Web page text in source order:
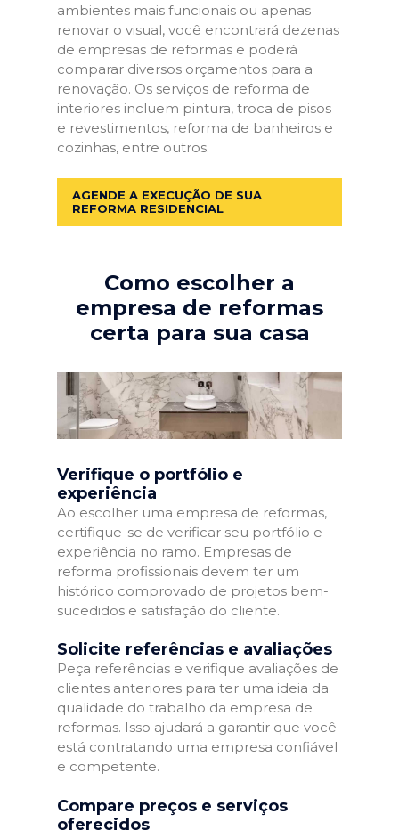
ambientes mais funcionais ou apenas
renovar o visual, você encontrará dezenas
de empresas de reformas e poderá
comparar diversos orçamentos para a
renovação. Os serviços de reforma de
interiores incluem pintura, troca de pisos
e revestimentos, reforma de banheiros e
cozinhas, entre outros.
AGENDE A EXECUÇÃO DE SUA
REFORMA RESIDENCIAL
Como escolher a
empresa de reformas
certa para sua casa
Verifique o portfólio e
experiência
Ao escolher uma empresa de reformas,
certifique-se de verificar seu portfólio e
experiência no ramo. Empresas de
reforma profissionais devem ter um
histórico comprovado de projetos bem-
sucedidos e satisfação do cliente.
Solicite referências e avaliações
Peça referências e verifique avaliações de
clientes anteriores para ter uma ideia da
qualidade do trabalho da empresa de
reformas. Isso ajudará a garantir que você
está contratando uma empresa confiável
e competente.
Compare preços e serviços
oferecidos